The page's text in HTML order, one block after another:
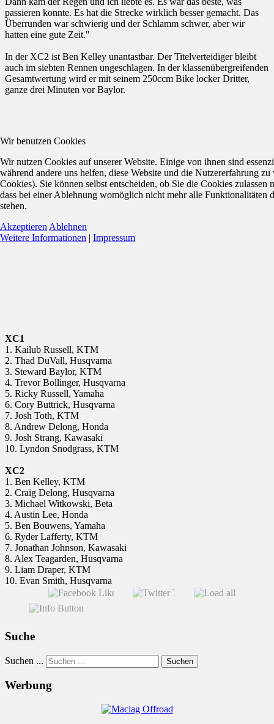
passieren konnte. Es hat die Strecke wirklich besser gemacht. Das
Überrunden war schwierig und der Schlamm schwer, aber wir
hatten eine gute Zeit."
In der XC2 ist Ben Kelley unantastbar. Der Titelverteidiger bleibt
auch im siebten Rennen ungeschlagen. In der klassenübergreifenden
Gesamtwertung wird er mit seinem 250ccm Bike locker Dritter,
ganze drei Minuten vor Baylor.
XC1
1. Kailub Russell, KTM
2. Thad DuVall, Husqvarna
3. Steward Baylor, KTM
4. Trevor Bollinger, Husqvarna
5. Ricky Russell, Yamaha
6. Cory Buttrick, Husqvarna
7. Josh Toth, KTM
8. Andrew Delong, Honda
9. Josh Strang, Kawasaki
10. Lyndon Snodgrass, KTM
XC2
1. Ben Kelley, KTM
2. Craig Delong, Husqvarna
3. Michael Witkowski, Beta
4. Austin Lee, Honda
5. Ben Bouwens, Yamaha
6. Ryder Lafferty, KTM
7. Jonathan Johnson, Kawasaki
8. Alex Teagarden, Husqvarna
9. Liam Draper, KTM
10. Evan Smith, Husqvarna
Suche
Suchen ... Suchen
Werbung
Wir benutzen Cookies
Wir nutzen Cookies auf unserer Website. Einige von ihnen sind
während andere uns helfen, diese Website und die Nutzererfahrung zu
Cookies). Sie können selbst entscheiden, ob Sie die Cookies zulassen
dass bei einer Ablehnung womöglich nicht mehr alle Funktionalitäten
stehen.
Akzeptieren Ablehnen
Weitere Informationen | Impressum